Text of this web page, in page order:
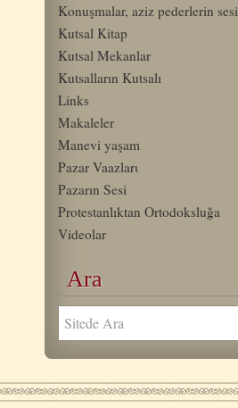
Konuşmalar, aziz pederlerin sesi
Kutsal Kitap
Kutsal Mekanlar
Kutsalların Kutsalı
Links
Makaleler
Manevi yaşam
Pazar Vaazlarι
Pazarın Sesi
Protestanlıktan Ortodoksluğa
Videolar
Ara